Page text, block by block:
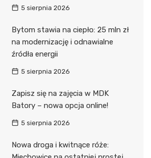
5 sierpnia 2026
Bytom stawia na ciepło: 25 mln zł
na modernizację i odnawialne
źródła energii
5 sierpnia 2026
Zapisz się na zajęcia w MDK
Batory – nowa opcja online!
5 sierpnia 2026
Nowa droga i kwitnące róże: